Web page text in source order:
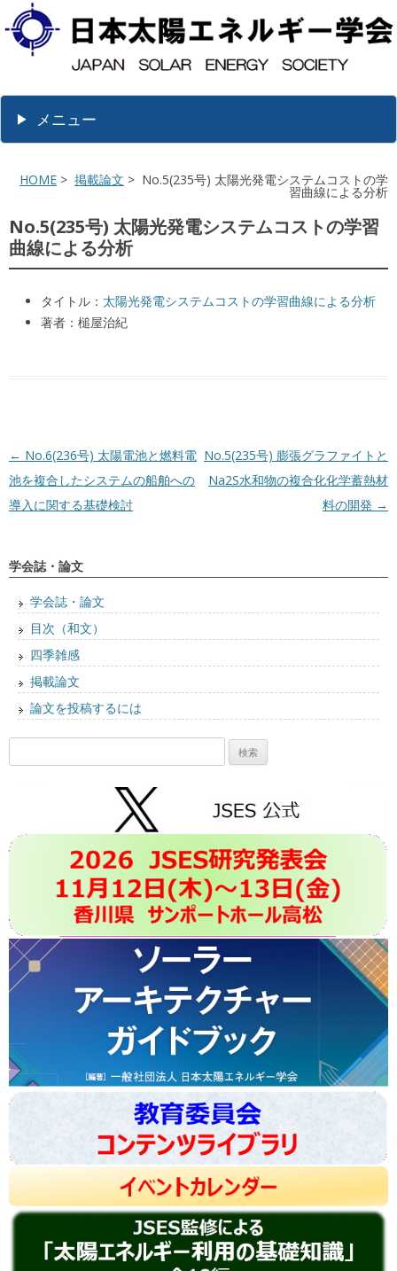
メニュー
HOME > 掲載論文 > No.5(235号) 太陽光発電システムコストの学
習曲線による分析
No.5(235号) 太陽光発電システムコストの学習
曲線による分析
タイトル： 太陽光発電システムコストの学習曲線による分析
著者：槌屋治紀
投稿ナビゲーション
← No.6(236号) 太陽電池と燃料電
池を複合したシステムの船舶への
導入に関する基礎検討
No.5(235号) 膨張グラファイトと
Na2S水和物の複合化化学蓄熱材
料の開発 →
学会誌・論文
学会誌・論文
目次（和文）
四季雑感
掲載論文
論文を投稿するには
索: